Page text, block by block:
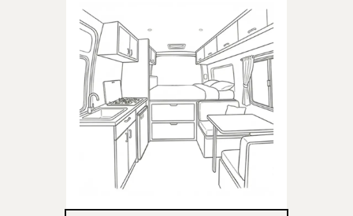
KAMPER
Produkty dedykowane do
kampera